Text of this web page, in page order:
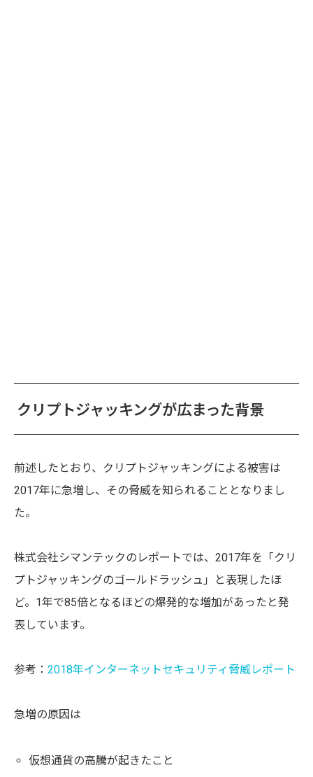
クリプトジャッキングが広まった背景
前述したとおり、クリプトジャッキングによる被害は
2017年に急増し、その脅威を知られることとなりまし
た。
株式会社シマンテックのレポートでは、2017年を「クリ
プトジャッキングのゴールドラッシュ」と表現したほ
ど。1年で85倍となるほどの爆発的な増加があったと発
表しています。
参考： 2018年インターネットセキュリティ脅威レポート
急増の原因は
仮想通貨の高騰が起きたこと